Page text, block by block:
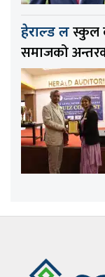
हेराल्ड लस्कुल
समाजको